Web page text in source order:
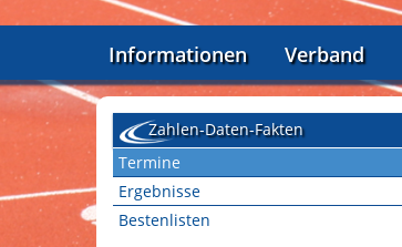
Informationen Verband
Zahlen-Daten-Fakten
Termine
Ergebnisse
Bestenlisten